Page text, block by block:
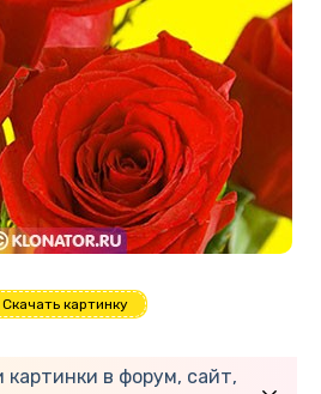
Скачать картинку
картинки в форум, сайт,